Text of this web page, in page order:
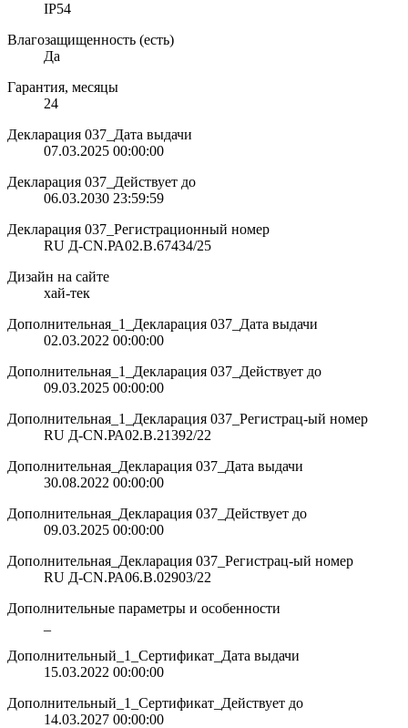
IP54
Влагозащищенность (есть)
Да
Гарантия, месяцы
24
Декларация 037_Дата выдачи
07.03.2025 00:00:00
Декларация 037_Действует до
06.03.2030 23:59:59
Декларация 037_Регистрационный номер
RU Д-CN.РА02.В.67434/25
Дизайн на сайте
хай-тек
Дополнительная_1_Декларация 037_Дата выдачи
02.03.2022 00:00:00
Дополнительная_1_Декларация 037_Действует до
09.03.2025 00:00:00
Дополнительная_1_Декларация 037_Регистрац-ый номер
RU Д-CN.РА02.В.21392/22
Дополнительная_Декларация 037_Дата выдачи
30.08.2022 00:00:00
Дополнительная_Декларация 037_Действует до
09.03.2025 00:00:00
Дополнительная_Декларация 037_Регистрац-ый номер
RU Д-CN.РА06.В.02903/22
Дополнительные параметры и особенности
Дополнительный_1_Сертификат_Дата выдачи
15.03.2022 00:00:00
Дополнительный_1_Сертификат_Действует до
14.03.2027 00:00:00